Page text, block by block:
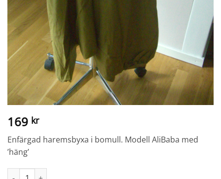
169 kr
Enfärgad haremsbyxa i bomull. Modell AliBaba med
’häng’
Haremsbyxa - 8574 mängd